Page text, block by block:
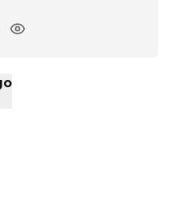
enlace